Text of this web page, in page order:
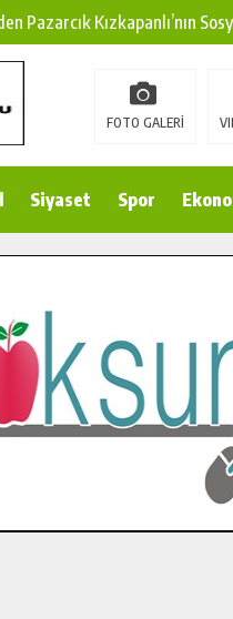
Pazarcık Kızkapanlı’nın
Pazarcık Kırsalına Modern
Uluslararası Başarı:
Maraş Kampında Yeni
Komutanı Karakaya’dan
Köprüsünde Sona Doğru.
FOTO GALERİ
Siyaset Spor